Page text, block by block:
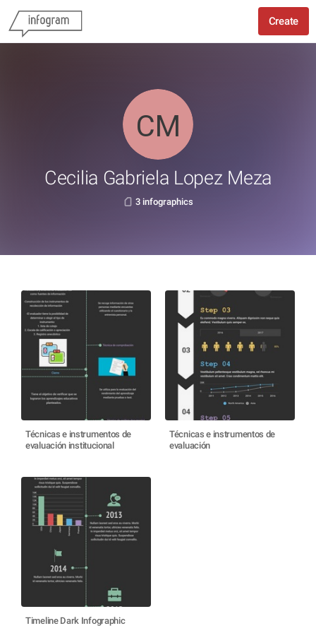
Create
Cecilia Gabriela Lopez Meza
3 infographics
Técnicas e instrumentos de
evaluación institucional
Técnicas e instrumentos de
evaluación
Timeline Dark Infographic